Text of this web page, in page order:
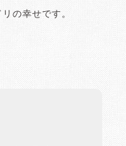
の幸せです。